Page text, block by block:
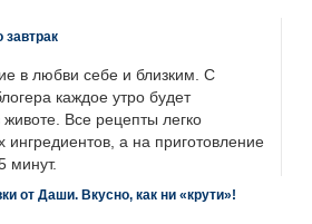
в любви себе и близким. С
каждое утро будет
животе. Все рецепты легко
ингредиентов, а на приготовление
минут.
от Даши. Вкусно, как ни «крути»!